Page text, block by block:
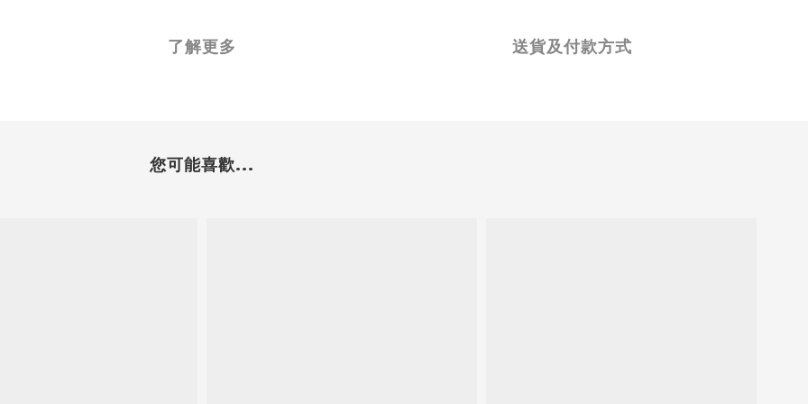
了解更多 送貨及付款方式
您可能喜歡...